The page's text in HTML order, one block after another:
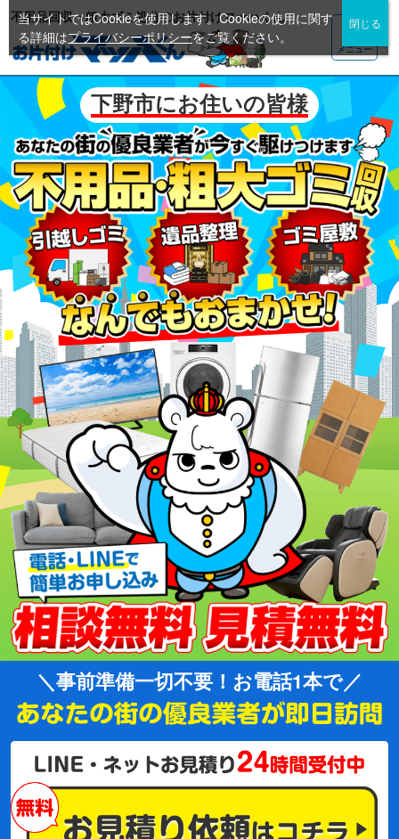
不用品回収・粗大ゴミ処分のお片付けマッハくん
メニュー
下野市にお住いの皆様
事前準備一切不要！お電話1本で
当サイトではCookieを使用します。Cookieの使用に関す
る詳細はプライバシーポリシーをご覧ください。